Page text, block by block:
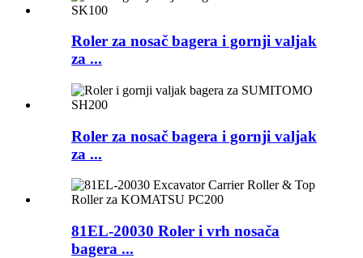
Roler za nosač bagera i gornji valjak
za ...
Roler za nosač bagera i gornji valjak
za ...
81EL-20030 Roler i vrh nosača
bagera ...